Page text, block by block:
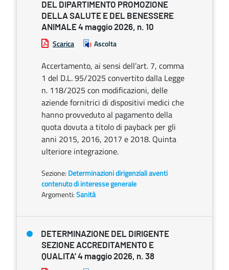
DEL DIPARTIMENTO PROMOZIONE
DELLA SALUTE E DEL BENESSERE
ANIMALE 4 maggio 2026, n. 10
Scarica Ascolta
Accertamento, ai sensi dell’art. 7, comma
1 del D.L. 95/2025 convertito dalla Legge
n. 118/2025 con modificazioni, delle
aziende fornitrici di dispositivi medici che
hanno provveduto al pagamento della
quota dovuta a titolo di payback per gli
anni 2015, 2016, 2017 e 2018. Quinta
ulteriore integrazione.
Sezione: Determinazioni dirigenziali aventi
contenuto di interesse generale
Argomenti:Sanità
DETERMINAZIONE DEL DIRIGENTE
SEZIONE ACCREDITAMENTO E
QUALITA’ 4 maggio 2026, n. 38